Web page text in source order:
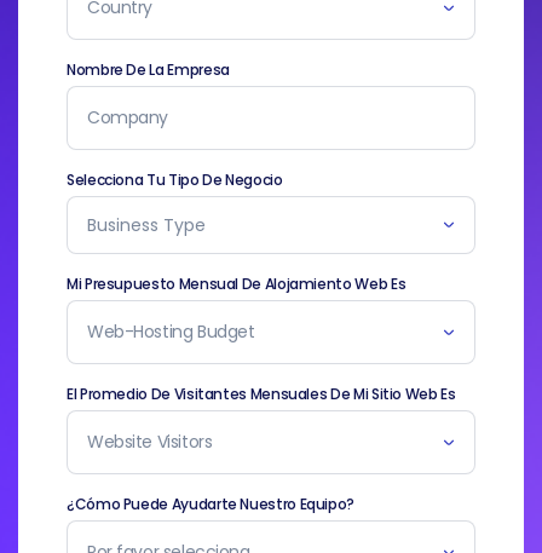
Nombre De La Empresa
Selecciona Tu Tipo De Negocio
Business Type
Mi Presupuesto Mensual De Alojamiento Web Es
El Promedio De Visitantes Mensuales De Mi Sitio Web Es
¿Cómo Puede Ayudarte Nuestro Equipo?